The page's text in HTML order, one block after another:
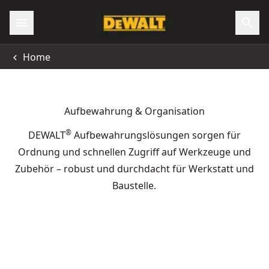
Home
Aufbewahrung & Organisation
DEWALT®Aufbewahrungslösungen sorgen für
Ordnung und schnellen Zugriff auf Werkzeuge und
Zubehör – robust und durchdacht für Werkstatt und
Baustelle.